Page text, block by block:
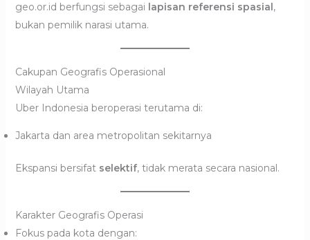
geo.or.id berfungsi sebagai lapisan referensi spasial,
bukan pemilik narasi utama.
Cakupan Geografis Operasional
Wilayah Utama
Uber Indonesia beroperasi terutama di:
Jakarta dan area metropolitan sekitarnya
Ekspansi bersifat selektif, tidak merata secara nasional.
Karakter Geografis Operasi
Fokus pada kota dengan: